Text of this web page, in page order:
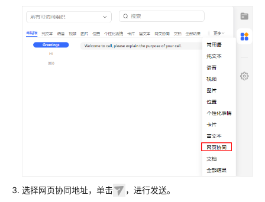
个
人
中
允
选择网页协同地址，单击 ，进行发送。